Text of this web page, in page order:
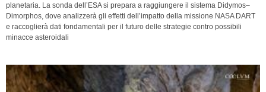
planetaria. La sonda dell’ESA si prepara a raggiungere il sistema Didymos–
Dimorphos, dove analizzerà gli effetti dell’impatto della missione NASA DART
e raccoglierà dati fondamentali per il futuro delle strategie contro possibili
minacce asteroidali